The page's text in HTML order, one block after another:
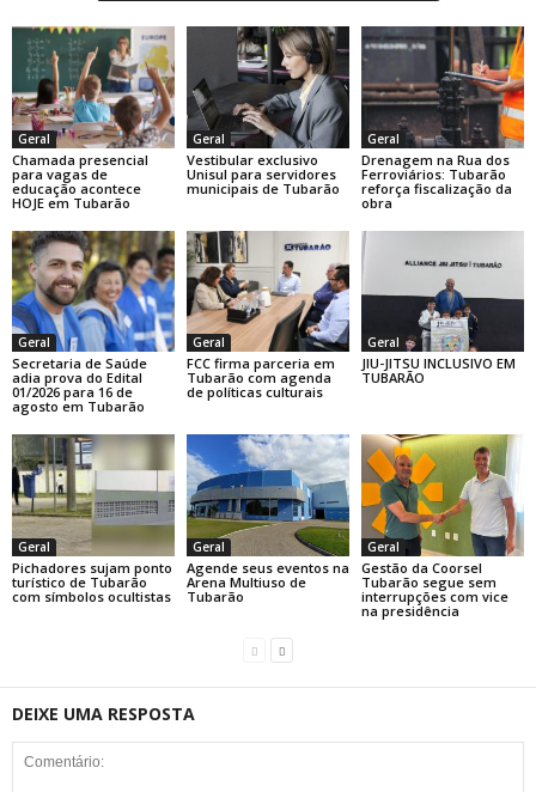
Geral
Chamada presencial
para vagas de
educação acontece
HOJE em Tubarão
Geral
Vestibular exclusivo
Unisul para servidores
municipais de Tubarão
Geral
Drenagem na Rua dos
Ferroviários: Tubarão
reforça fiscalização da
obra
Geral
Secretaria de Saúde
adia prova do Edital
01/2026 para 16 de
agosto em Tubarão
Geral
FCC firma parceria em
Tubarão com agenda
de políticas culturais
Geral
JIU-JITSU INCLUSIVO EM
TUBARÃO
Geral
Pichadores sujam ponto
turístico de Tubarão
com símbolos ocultistas
Geral
Agende seus eventos na
Arena Multiuso de
Tubarão
Geral
Gestão da Coorsel
Tubarão segue sem
interrupções com vice
na presidência
DEIXE UMA RESPOSTA